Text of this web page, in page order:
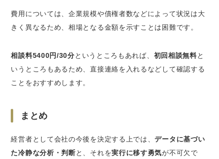
費用については、企業規模や債権者数などによって状況は大
きく異なるため、相場となる金額を示すことは困難です。
相談料5400円/30分というところもあれば、 初回相談無料と
いうところもあるため、直接連絡を入れるなどして確認する
ことをおすすめします。
まとめ
経営者として会社の今後を決定する上では、データに基づい
た冷静な分析・判断と、それを実行に移す勇気が不可欠で